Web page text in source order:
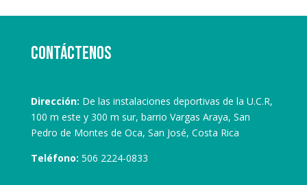
Contáctenos
Dirección: De las instalaciones deportivas de la U.C.R,
100 m este y 300 m sur, barrio Vargas Araya, San
Pedro de Montes de Oca, San José, Costa Rica
Teléfono: 506 2224-0833